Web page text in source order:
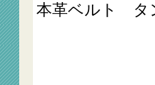
本革ベルト